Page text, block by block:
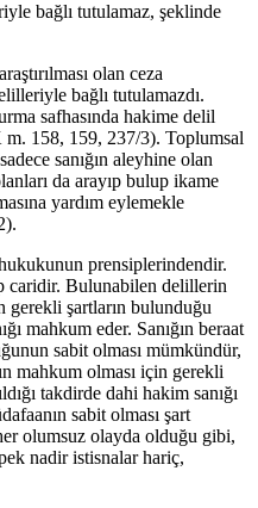
bağlı tutulamaz, şeklinde
olan ceza
bağlı tutulamazdı.
safhasında hakime delil
158, 159, 237/3). Toplumsal
sanığın aleyhine olan
da arayıp bulup ikame
yardım eylemekle
prensiplerindendir.
caridir. Bulunabilen delillerin
gerekli şartların bulunduğu
mahkum eder. Sanığın beraat
sabit olması mümkündür,
mahkum olması için gerekli
takdirde dahi hakim sanığı
sabit olması şart
olumsuz olayda olduğu gibi,
nadir istisnalar hariç,